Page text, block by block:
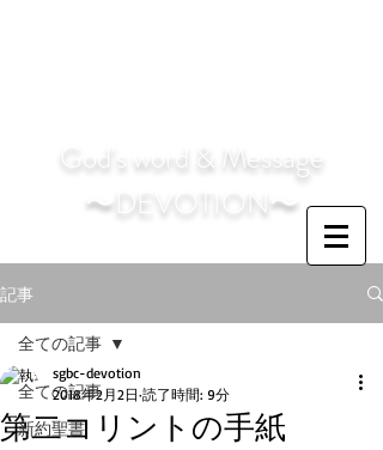
God's word & Message
〜DEVOTION〜
記事
全ての記事
新約聖書
全ての記事
第二コリントの手紙
sgbc-devotion
2018年2月2日 読了時間: 9分